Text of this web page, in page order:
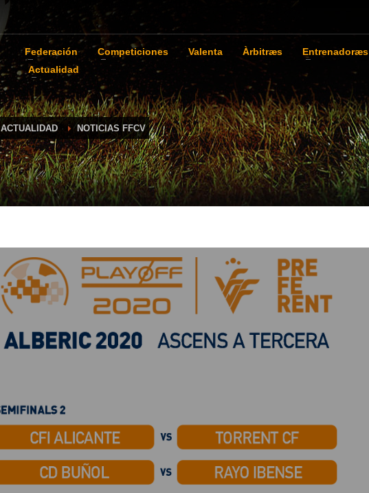
Federación Competiciones Valenta Àrbitræs Entrenadoræs
Actualidad
ACTUALIDAD NOTICIAS FFCV